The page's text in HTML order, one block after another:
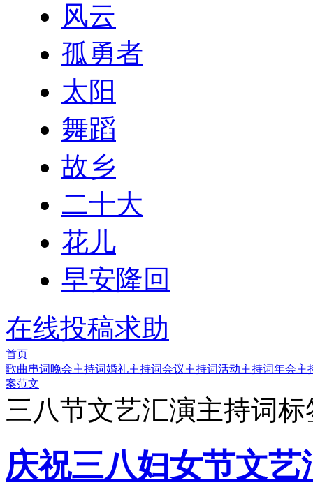
风云
孤勇者
太阳
舞蹈
故乡
二十大
花儿
早安隆回
在线投稿求助
首页
歌曲串词晚会主持词婚礼主持词会议主持词活动主持词年会主
案范文
三八节文艺汇演主持词标
庆祝三八妇女节文艺